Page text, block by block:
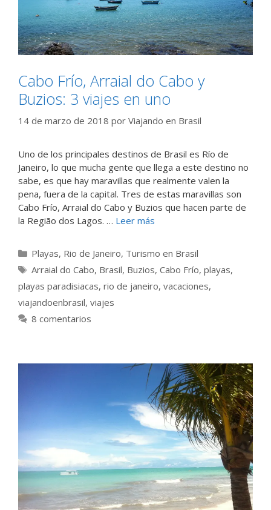
Cabo Frío, Arraial do Cabo y
Buzios: 3 viajes en uno
14 de marzo de 2018 por Viajando en Brasil
Uno de los principales destinos de Brasil es Río de
Janeiro, lo que mucha gente que llega a este destino no
sabe, es que hay maravillas que realmente valen la
pena, fuera de la capital. Tres de estas maravillas son
Cabo Frío, Arraial do Cabo y Buzios que hacen parte de
la Região dos Lagos. … Leer más
Categorías
Playas, Rio de Janeiro, Turismo en Brasil
Etiquetas
Arraial do Cabo, Brasil, Buzios, Cabo Frío, playas,
playas paradisiacas, rio de janeiro, vacaciones,
viajandoenbrasil, viajes
8 comentarios